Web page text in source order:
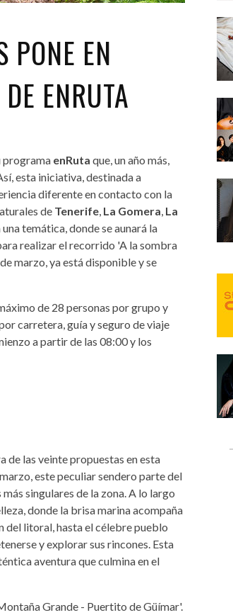
PONE EN
ENRUTA
programa enRuta que, un año más,
Así, esta iniciativa, destinada a
diferente en contacto con la
de Tenerife La Gomera La
temática, donde se aunará la
realizar el recorrido 'A la sombra
marzo, ya está disponible y se
de 28 personas por grupo y
carretera, guía y seguro de viaje
a partir de las 08:00 y los
de las veinte propuestas en esta
este peculiar sendero parte del
singulares de la zona. A lo largo
donde la brisa marina acompaña
del litoral, hasta el célebre pueblo
y explorar sus rincones. Esta
aventura que culmina en el
Grande - Puertito de Güímar'.